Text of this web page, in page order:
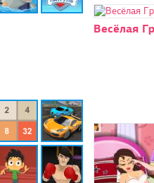
Весёлая